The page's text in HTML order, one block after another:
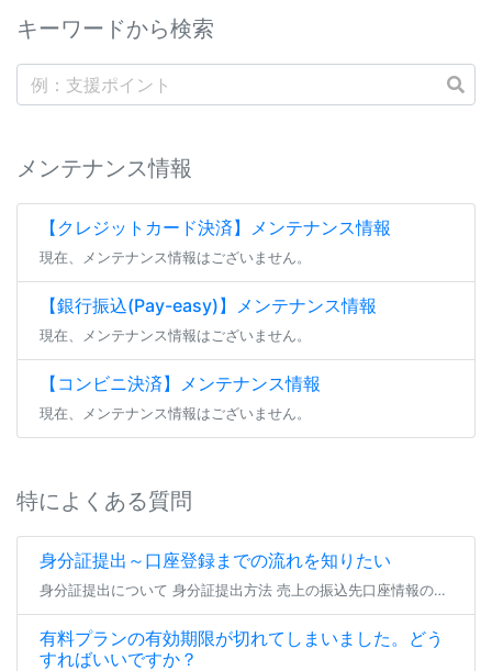
キーワードから検索
メンテナンス情報
【クレジットカード決済】メンテナンス情報
現在、メンテナンス情報はございません。
【銀行振込(Pay-easy)】メンテナンス情報
現在、メンテナンス情報はございません。
【コンビニ決済】メンテナンス情報
現在、メンテナンス情報はございません。
特によくある質問
身分証提出～口座登録までの流れを知りたい
身分証提出について 身分証提出方法 売上の振込先口座情報の登録（または編集） よくあるご質問 身分証提出について ファンティアにてファンクラブを開設する場合、 全年齢・成人向けを問わず全てのファンクラブにて身分証の提出が […]
有料プランの有効期限が切れてしまいました。どう
すればいいですか？